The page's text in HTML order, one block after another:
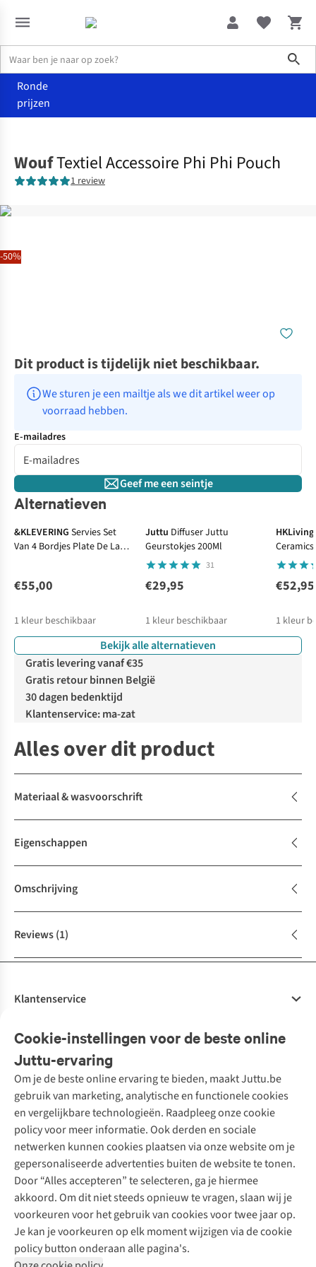
Ronde
prijzen
-50%
WoufTextiel Accessoire Phi Phi Pouch
1 review
Dit product is tijdelijk niet beschikbaar.
We sturen je een mailtje als we dit artikel weer op
voorraad hebben.
E-mailadres
Geef me een seintje
Alternatieven
&KLEVERING Servies Set
Van 4 Bordjes Plate De La
€55,00
1 kleur beschikbaar
Juttu Diffuser Juttu
Geurstokjes 200Ml
31
€29,95
1 kleur beschikbaar
HKLiving
Geyser
€52,95
1 kleur
Bekijk alle alternatieven
Gratis levering vanaf €35
Gratis retour binnen België
30 dagen bedenktijd
Klantenservice: ma-zat
Alles over dit product
Materiaal & wasvoorschrift
Eigenschappen
Omschrijving
Reviews(1)
Cookie-instellingen voor de beste online
Juttu-ervaring
Om je de beste online ervaring te bieden, maakt Juttu.be
gebruik van marketing, analytische en functionele cookies
en vergelijkbare technologieën. Raadpleeg onze cookie
policy voor meer informatie. Ook derden en sociale
netwerken kunnen cookies plaatsen via onze website om je
gepersonaliseerde advertenties buiten de website te tonen.
Door “Alles accepteren” te selecteren, ga je hiermee
akkoord. Om dit niet steeds opnieuw te vragen, slaan wij je
voorkeuren voor het gebruik van cookies voor twee jaar op.
Je kan je voorkeuren op elk moment wijzigen via de cookie
policy button onderaan alle pagina's.
Klantenservice
Bestellen
Betalen
10% studentenkorting
Klarna - achteraf betalen
Levering
Retourneren
Bestelling herroepen
Garantie
Contact
Onze diensten
Tweedehands - ReJUsed
Kledingatelier
Personal shopping
Textielbox
Events / workshops
Juttu
Over ons
Juttu Friends
Inspiratie
Werken bij Juttu
Onze winkels
De wereld van Juttu
Verantwoord ondernemen
Toegankelijkheidsverklaring
Merken
Nathalie Vleeschouwer
Selected dames
HKLiving
Dickies
Sessùn
Strom
O My Bag
Meld je aan voor de nieuwsbrief
Follow us